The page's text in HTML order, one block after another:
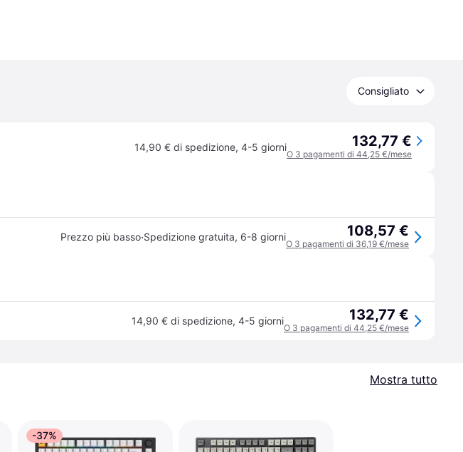
Consigliato
14,90 € di spedizione, 4-5 giorni 132,77 €
O 3 pagamenti di 44,25 €/mese
Prezzo più basso·Spedizione gratuita, 6-8 giorni 108,57 €
O 3 pagamenti di 36,19 €/mese
14,90 € di spedizione, 4-5 giorni 132,77 €
O 3 pagamenti di 44,25 €/mese
Mostra tutto
-37%